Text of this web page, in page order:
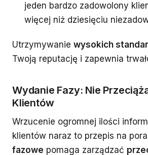
jeden bardzo zadowolony
więcej niż dziesięciu
Utrzymywanie wysokich
Twoją reputację i zapewnia
Wydanie Fazy: Nie
Klientów
Wrzucenie ogromnej ilości
klientów naraz to przepis na
fazowe pomaga zarządzać